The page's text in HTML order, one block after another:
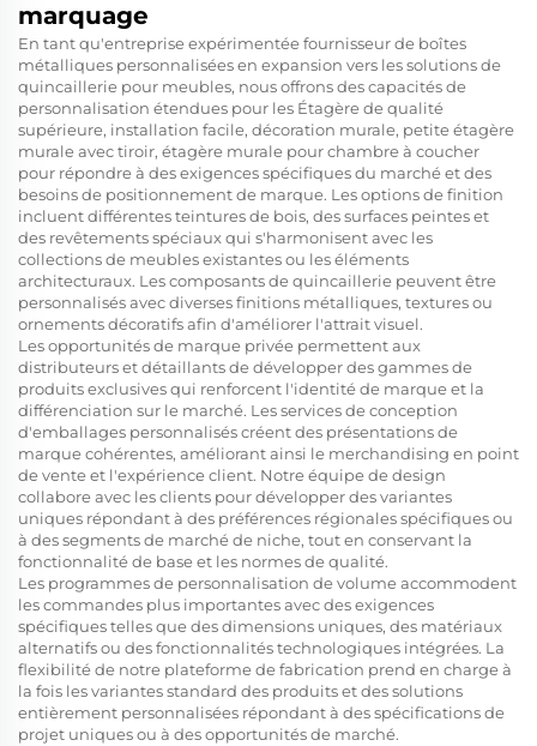
marquage
En tant qu'entreprise expérimentéefournisseur de boîtes
métalliques personnaliséesen expansion vers les solutions de
quincaillerie pour meubles, nous offrons des capacités de
personnalisation étendues pour les Étagère de qualité
supérieure, installation facile, décoration murale, petite étagère
murale avec tiroir, étagère murale pour chambre à coucher
pour répondre à des exigences spécifiques du marché et des
besoins de positionnement de marque. Les options de finition
incluent différentes teintures de bois, des surfaces peintes et
des revêtements spéciaux qui s'harmonisent avec les
collections de meubles existantes ou les éléments
architecturaux. Les composants de quincaillerie peuvent être
personnalisés avec diverses finitions métalliques, textures ou
ornements décoratifs afin d'améliorer l'attrait visuel.
Les opportunités de marque privée permettent aux
distributeurs et détaillants de développer des gammes de
produits exclusives qui renforcent l'identité de marque et la
différenciation sur le marché. Les services de conception
d'emballages personnalisés créent des présentations de
marque cohérentes, améliorant ainsi le merchandising en point
de vente et l'expérience client. Notre équipe de design
collabore avec les clients pour développer des variantes
uniques répondant à des préférences régionales spécifiques ou
à des segments de marché de niche, tout en conservant la
fonctionnalité de base et les normes de qualité.
Les programmes de personnalisation de volume accommodent
les commandes plus importantes avec des exigences
spécifiques telles que des dimensions uniques, des matériaux
alternatifs ou des fonctionnalités technologiques intégrées. La
flexibilité de notre plateforme de fabrication prend en charge à
la fois les variantes standard des produits et des solutions
entièrement personnalisées répondant à des spécifications de
projet uniques ou à des opportunités de marché.